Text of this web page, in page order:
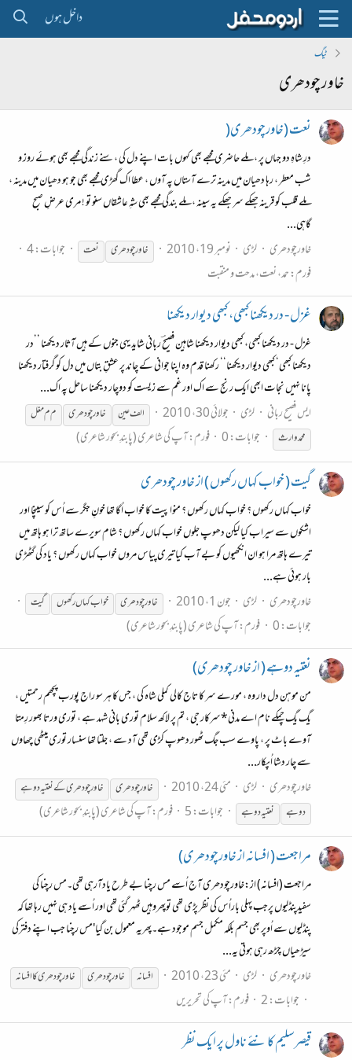
داخل ہوں
ٹیگ
خاور چودھری
نعت (خاورچودھری(
درِ شاہِ دو جہاں پر ، ملے حاضری مجھے بھی کہوں بات اپنے دل کی ، سنے زندگی مجھے بھی ہوئے روز و
شب معطر ، رہا دھیان میں مدینہ ترے آستاں پہ آوں ، عطا اک گھڑی مجھے بھی جو ہو دھیان میں مدینہ ،
ملے قلب کو قرینہ جھکے سر جھکے یہ سینہ ، ملے بندگی مجھے بھی شہِ عاشقاں سنو تو ! مری عرضِ صبح
گاہی...
خاورچودھری
لڑی نومبر 19، 2010 خاورچودھری نعت
جوابات: 4
فورم:حمد، نعت، مدحت و منقبت
غزل - در دیکھنا کبھی، کبھی دیوار دیکھنا
غزل - در دیکھنا کبھی، کبھی دیوار دیکھنا شاہین فصیحؔ ربانی شاید یہی جنوں کے ہیں آثار دیکھنا ’’در
دیکھنا کبھی‘ کبھی دیوار دیکھنا‘‘ رکھنا قدم وہ اپنا جوانی کے چاند پر عشقِ بتاں میں دل کو گرفتار دیکھنا
پانا نہیں نجات ابھی ایک رنج سے اک اور غم سے زیست کو دوچار دیکھنا ساحل پہ اک...
ایس فصیح ربانی لڑی جولائی 30، 2010 الف عین خاورچودھری
م م مغل
محمد وارث
جوابات: 0 فورم:آپ کی شاعری (پابندِ بحور شاعری)
گیت ( خواب کہاں رکھوں ) از خاور چودھری
خواب کہاں رکھوں ؟ خواب کہاں رکھوں ؟ منوا پیت کا خواب اُگا تھا خونِ جگر سے اُس کو سینچا اور
اشکوں سے سیراب کیا لیکن دھوپ جلوں خواب کہاں رکھوں ؟ شام سویرے ساتھ ترا ہو ہاتھ میں
تیرے ہاتھ مرا ہو ان انکھیوں کو بے آب کیا تیری پیاس مروں خواب کہاں رکھوں ؟ یاد کی گٹھڑی
بار ہوئی ہے...
خاورچودھری
لڑی جون 1، 2010 خاورچودھری خواب کہاں رکھوں گیت
جوابات: 0 فورم:آپ کی شاعری (پابندِ بحور شاعری)
نعتیہ دوہے ( از خاور چودھری)
من موہن دل دار وہ ، مورے سر کا تاج کالی کملی شاہ کی ، جس کا ہر سو راج پورب پچھم رحمتیں ،
یگ یگ چمکے نام اے مدنی*سرکار جی ، تم پر لاکھ سلام توری بانی شہد ہے ، توری ورتا بھور رِمتا
آوے باٹ پر ، پاوے سب جگ ٹھور دھوپ کڑی تھی آد سے ، جلتا تھا سنسار توری میٹھی چھاوں
سے چار دشا اُپکار...
خاورچودھری
لڑی مئی 24، 2010 خاورچودھری خاورچودھری کے نعتیہ دوہے
دوہے
نعتیہ دوہے جوابات: 5 فورم:آپ کی شاعری (پابندِ بحور شاعری)
مراجعت ( افسانہ از خاورچودھری)
مراجعت (افسانہ) از:خاورچودھری آج اُسے مس رچنا بے طرح یادآرہی تھی۔مس رچنا کی
سفیدپنڈلیوں پرجب پہلی باراُس کی نظر پڑی تھی توپھروہیں ٹھہر گئی تھی اور اُسے یاد ہی نہیں رہا تھا کہ
پنڈلیوں سے اُوپر بھی جسم بلکہ مکمل جسم موجود ہے۔پھریہ معمول بن گیا'مس رچنا جب اپنے دفترکی
سیڑھیاں چڑھ رہی ہوتی یہ...
خاورچودھری
لڑی مئی 23، 2010 افسانہ خاورچودھری خاورچودھری کا افسانہ
جوابات: 2 فورم:آپ کی تحریریں
قیصرسلیم کا نئے ناول پر ایک نظر